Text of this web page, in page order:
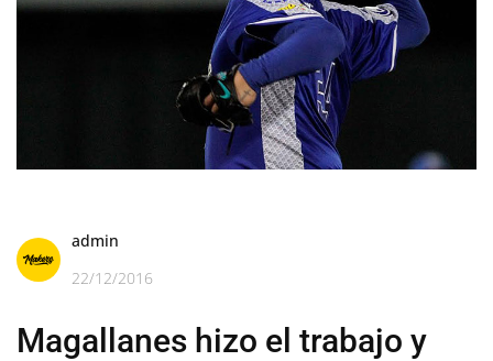
admin
22/12/2016
Magallanes hizo el trabajo y